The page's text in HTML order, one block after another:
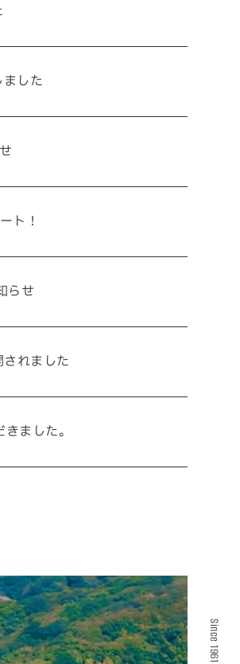
Since 1961
matsuyoshi_kensetsu
松吉建設株式会社
した
ト！
らせ
れました
ました。